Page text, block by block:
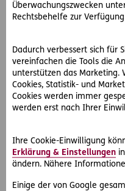
Überwachungszwecken
Rechtsbehelfe zur
Dadurch verbessert sich für
vereinfachen die Tools die
unterstützen das Marketing.
Cookies, Statistik- und
Cookies werden immer
werden erst nach Ihrer
Ihre Cookie-Einwilligung
Erklärung & Einstellungen
ändern. Nähere
Einige der von Google
Die D.A.S. handelt für Frau
für den ersten
Auch die Kosten für den
auf die Werkstätte
Deshalb Rechtsschutz
Als Laie ist man
Versicherung ist der
kann sie sich auf rasche
verlassen.